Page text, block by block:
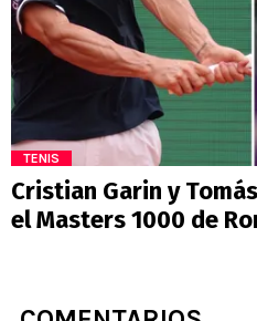
TENIS
Cristian Garin y
el Masters 1000 de